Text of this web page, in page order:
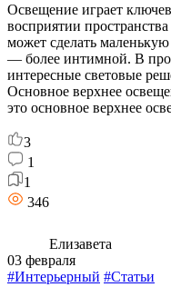
Освещение играет
восприятии
может сделать
— более интимной. В
интересные световые
Основное верхнее
это основное верхнее
3
1
1
346
Елизавета
03 февраля
#Интерьерный #Статьи